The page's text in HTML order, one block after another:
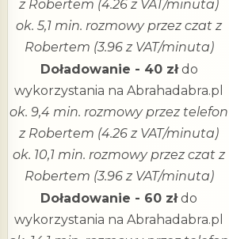
z Robertem (4.26 z VAT/minuta)
ok. 5,1 min. rozmowy przez czat z
Robertem (3.96 z VAT/minuta)
Doładowanie - 40 złdo
wykorzystania na Abrahadabra.pl
ok. 9,4 min. rozmowy przez telefon
z Robertem (4.26 z VAT/minuta)
ok. 10,1 min. rozmowy przez czat z
Robertem (3.96 z VAT/minuta)
Doładowanie - 60 złdo
wykorzystania na Abrahadabra.pl